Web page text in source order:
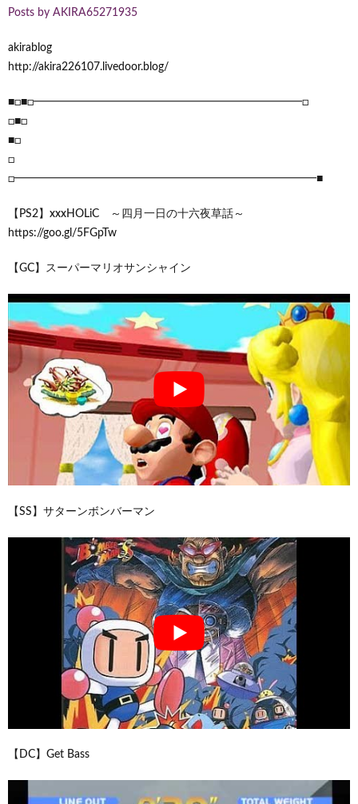
Posts by AKIRA65271935
akirablog
http://akira226107.livedoor.blog/
■□■□━━━━━━━━━━━━━━━━━━━━━━━━□
□■□
■□
□
□━━━━━━━━━━━━━━━━━━━━━━━━━━━■
【PS2】xxxHOLiC ～四月一日の十六夜草話～
https://goo.gl/5FGpTw
【GC】スーパーマリオサンシャイン
【SS】サターンボンバーマン
【DC】Get Bass